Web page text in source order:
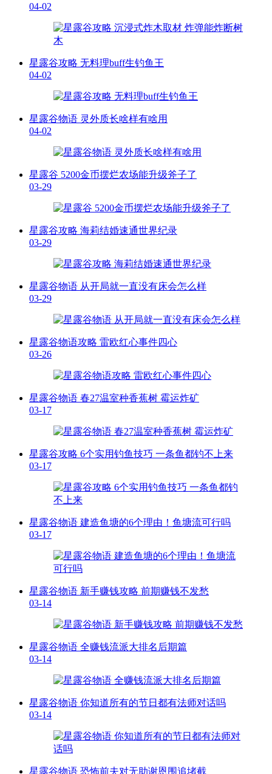
04-02
星露谷攻略 无料理buff生钓鱼王
04-02
星露谷物语 灵外质长啥样有啥用
04-02
星露谷 5200金币摆烂农场能升级斧子了
03-29
星露谷攻略 海莉结婚速通世界纪录
03-29
星露谷物语 从开局就一直没有床会怎么样
03-29
星露谷物语攻略 雷欧红心事件四心
03-26
星露谷物语 春27温室种香蕉树 霉运炸矿
03-17
星露谷攻略 6个实用钓鱼技巧 一条鱼都钓不上来
03-17
星露谷物语 建造鱼塘的6个理由！鱼塘流可行吗
03-17
星露谷物语 新手赚钱攻略 前期赚钱不发愁
03-14
星露谷物语 全赚钱流派大排名后期篇
03-14
星露谷物语 你知道所有的节日都有法师对话吗
03-14
星露谷物语 恐怖前夫对无助谢恩围追堵截